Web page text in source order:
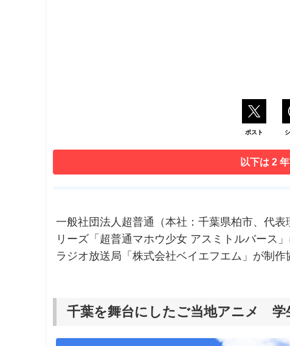
ポスト
以下は 2
一般社団法人超普通（本社：千葉県柏市、代
リーズ「超普通マホウ少女 アスミトルバース
ラジオ放送局「株式会社ベイエフエム」が制作
千葉を舞台にしたご当地アニメ 学